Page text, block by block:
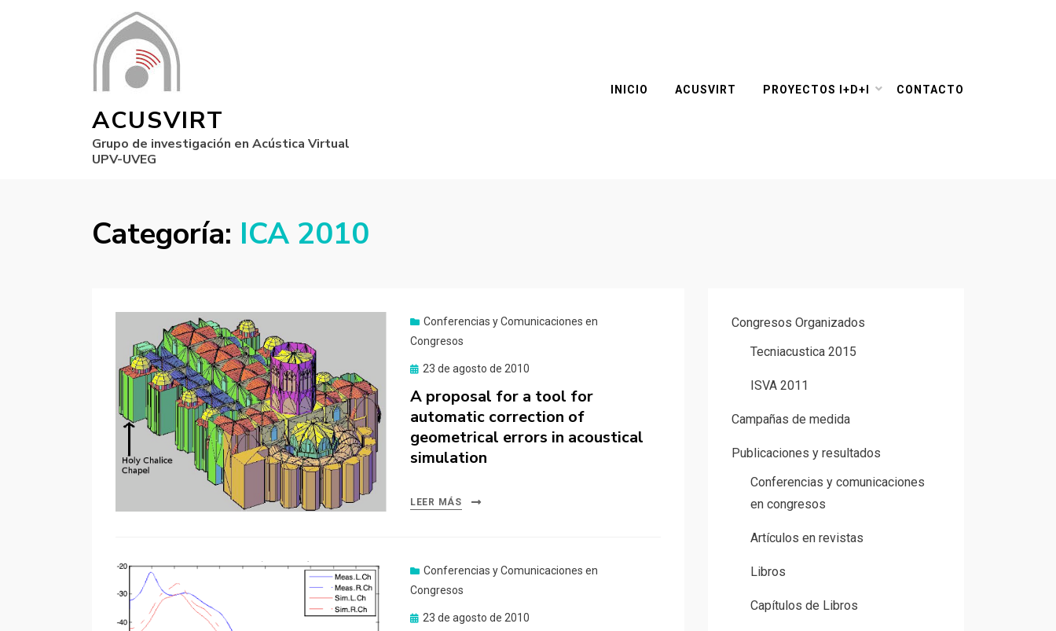
ACUSVIRT
Grupo de investigación en Acústica Virtual
UPV-UVEG
INICIO ACUSVIRT PROYECTOS I+D+I CONTACTO
Categoría: ICA 2010
Conferencias y Comunicaciones en
Congresos
Publicado
23 de agosto de 2010
A proposal for a tool for
automatic correction of
geometrical errors in acoustical
simulation
LEER MÁS
Conferencias y Comunicaciones en
Congresos
Publicado
23 de agosto de 2010
Congresos Organizados
Tecniacustica 2015
ISVA 2011
Campañas de medida
Publicaciones y resultados
Conferencias y comunicaciones
en congresos
Artículos en revistas
Libros
Capítulos de Libros